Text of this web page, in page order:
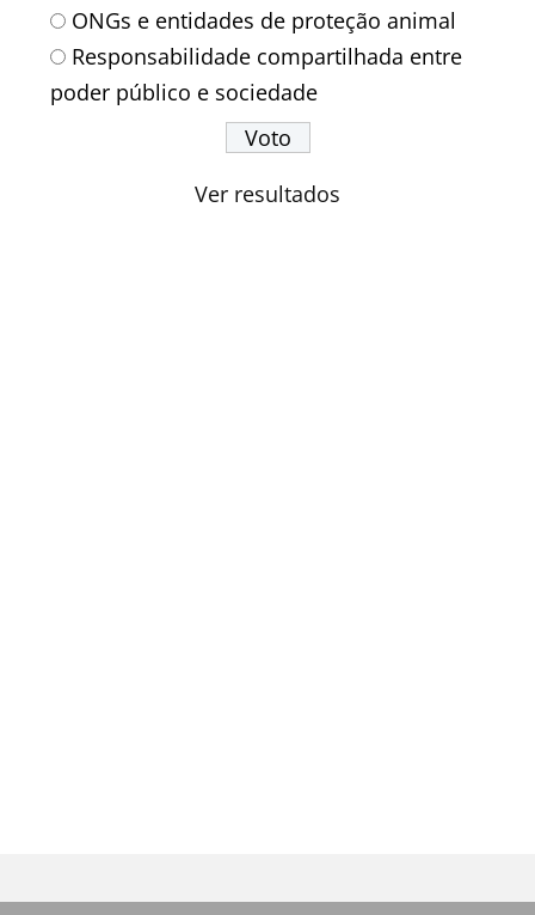
ONGs e entidades de proteção animal
Responsabilidade compartilhada entre
poder público e sociedade
Ver resultados